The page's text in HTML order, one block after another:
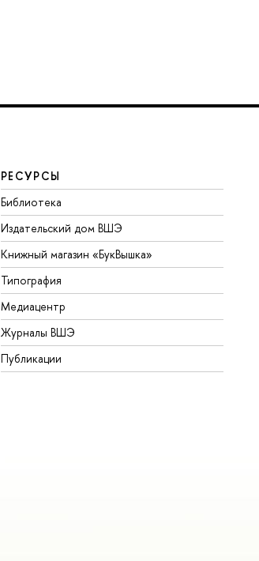
РЕСУРСЫ
Библиотека
Издательский дом ВШЭ
Книжный магазин «БукВышка»
Типография
Медиацентр
Журналы ВШЭ
Публикации